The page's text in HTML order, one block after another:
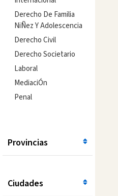
Derecho De Familia
NiÑez Y Adolescencia
Derecho Civil
Derecho Societario
Laboral
MediaciÓn
Penal
Provincias
Ciudades